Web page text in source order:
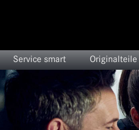
Service smart Originalteile